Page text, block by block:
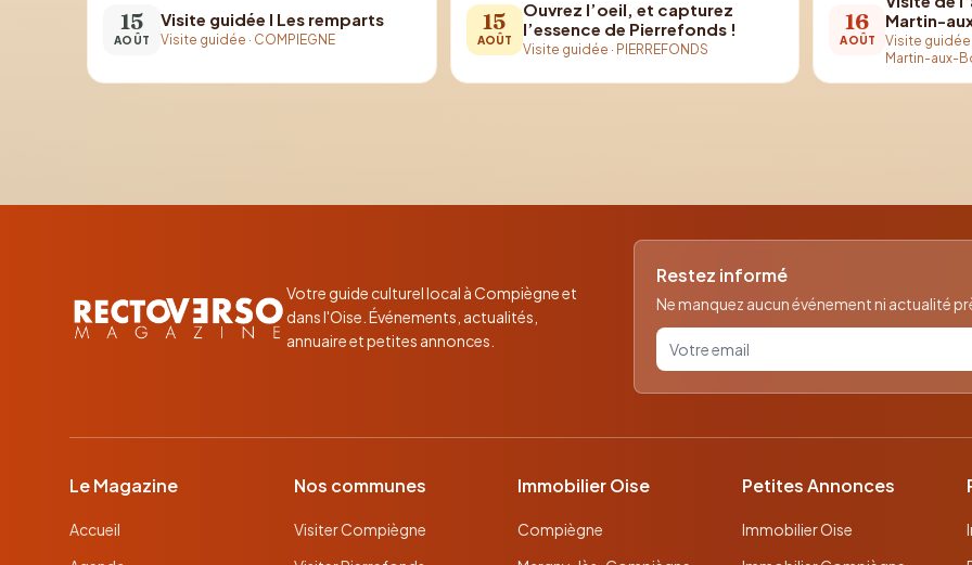
15
AOÛT
Visite guidée I Les remparts
Visite guidée · COMPIEGNE
15
AOÛT
Ouvrez l’oeil, et capturez
l’essence de Pierrefonds !
Visite guidée · PIERREFONDS
16
AOÛT
Martin-
Visite guidée
Martin-aux-
Votre guide culturel local à Compiègne et
dans l'Oise. Événements, actualités,
annuaire et petites annonces.
Restez informé
Ne manquez aucun événement ni actualité
Votre email pour la newsletter
Le Magazine
Accueil
Nos communes
Visiter Compiègne
Immobilier Oise
Compiègne
Petites Annonces
Immobilier Oise